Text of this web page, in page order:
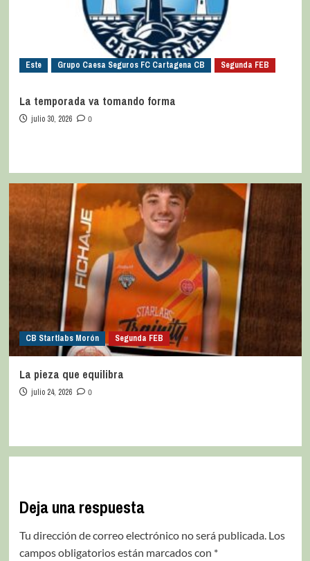
Este Grupo Caesa Seguros FC Cartagena CB Segunda FEB
La temporada va tomando forma
julio 30, 2026 0
CB Startlabs Morón Segunda FEB
La pieza que equilibra
julio 24, 2026 0
Deja una respuesta
Tu dirección de correo electrónico no será publicada. Los
campos obligatorios están marcados con *